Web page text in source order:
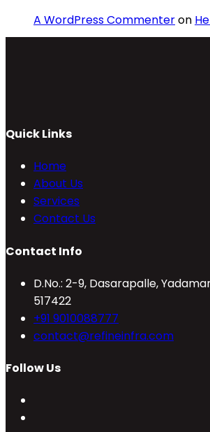
A WordPress Commenteron
Quick Links
Home
About Us
Services
Contact Us
Contact Info
D.No.: 2-9, Dasarapalle,
517422
+91 9010088777
in
contact@refineinfra.comOpens
Follow Us